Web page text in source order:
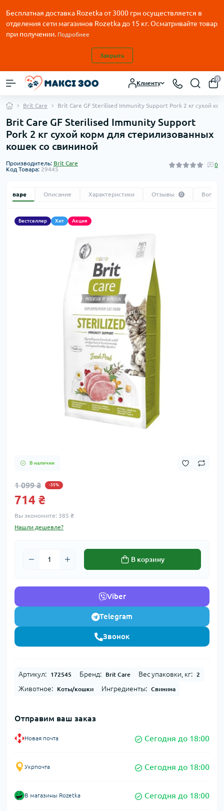
Бесплатная доставка Rozetka от3000 грн осуществляется в
отделения сети магазинов Rozetka до 15 кг. Осматривайте товар
при получении. Подробнее
Закрыть
Клиенту
0
Brit Care Brit Care GF Sterilised Immunity Support Pork 2 кг сухой
Brit Care GF Sterilised Immunity Support
Pork 2 кг сухой корм для стерилизованных
кошек со свининой
Производитель: Brit Care
Код Товара: 29445
0
товаре Описание Характеристики Отзывы 0
Бестселлер Хит Акция
В наличии
1 099 ₴ -35%
714 ₴
Вы экономите: 385 ₴
Нашли дешевле?
В корзину
Viber
Telegram
Звонок
Артикул: 172545 Бренд: Brit Care Вес упаковки, кг: 2
Животное: Коты/кошки Ингредиенты: Свинина
Отправим ваш заказ
Новая почта Сегодня до 18:00
Укрпочта Сегодня до 18:00
В магазины Rozetka Сегодня до 18:00